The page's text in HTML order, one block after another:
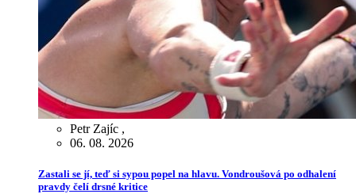
Petr Zajíc ,
06. 08. 2026
Zastali se jí, teď si sypou popel na hlavu. Vondroušová po odhalení
pravdy čelí drsné kritice